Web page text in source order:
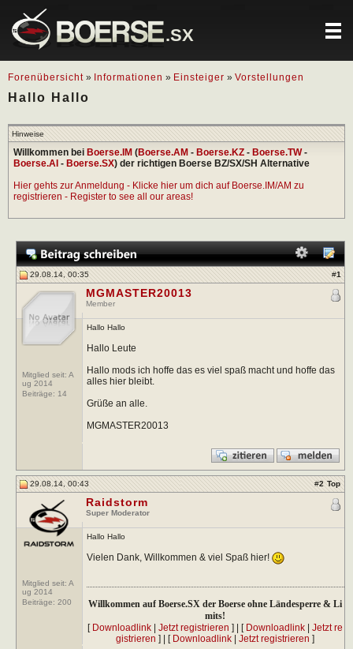
.SX
Forenübersicht » Informationen » Einsteiger » Vorstellungen
Hallo Hallo
Hinweise
Willkommen bei Boerse.IM (Boerse.AM - Boerse.KZ - Boerse.TW-
Boerse.AI - Boerse.SX) der richtigen Boerse BZ/SX/SH Alternative
Hier gehts zur Anmeldung - Klicke hier um dich auf Boerse.IM/AM zu
registrieren - Register to see all our areas!
29.08.14, 00:35 #1
Mitglied seit: A
ug 2014
Beiträge: 14
MGMASTER20013
Member
Hallo Hallo
Hallo Leute
Hallo mods ich hoffe das es viel spaß macht und hoffe das
alles hier bleibt.
Grüße an alle.
MGMASTER20013
29.08.14, 00:43 #2 Top
Mitglied seit: A
ug 2014
Beiträge: 200
Raidstorm
Super Moderator
Hallo Hallo
Vielen Dank, Willkommen & viel Spaß hier!
Willkommen auf Boerse.SX der Boerse ohne Ländesperre & Li
mits!
[ Downloadlink |Jetzt registrieren ] | [ Downloadlink |Jetzt re
gistrieren ] | [ Downloadlink |Jetzt registrieren ]